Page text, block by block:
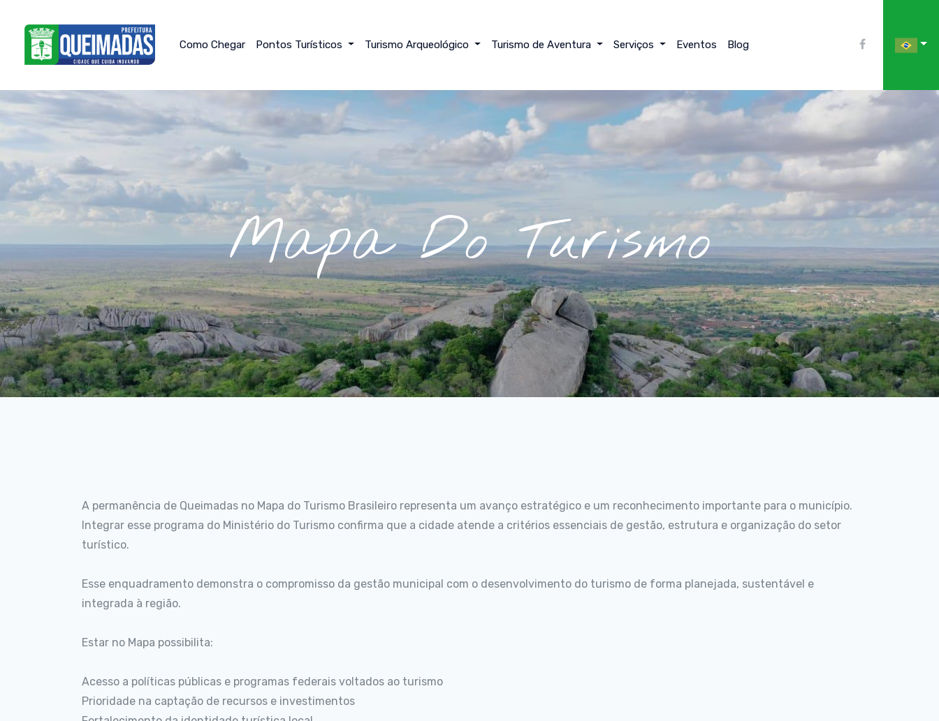
Como Chegar Pontos Turísticos Turismo Arqueológico Turismo de Aventura Serviços Eventos Blog
Mapa Do Turismo
A permanência de Queimadas no Mapa do Turismo Brasileiro representa um avanço estratégico e um reconhecimento importante para o município.
Integrar esse programa do Ministério do Turismo confirma que a cidade atende a critérios essenciais de gestão, estrutura e organização do setor
turístico.
Esse enquadramento demonstra o compromisso da gestão municipal com o desenvolvimento do turismo de forma planejada, sustentável e
integrada à região.
Estar no Mapa possibilita:
Acesso a políticas públicas e programas federais voltados ao turismo
Prioridade na captação de recursos e investimentos